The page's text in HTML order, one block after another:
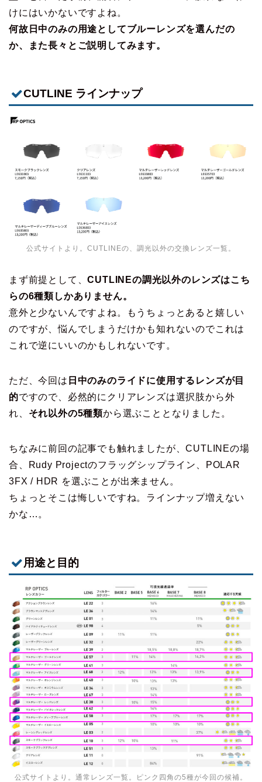
けにはいかないですよね。
何故日中のみの用途としてブルーレンズを選んだの
か、また長々とご説明してみます。
CUTLINE ラインナップ
公式サイトより。CUTLINEの、調光以外の交換レンズ一覧。
まず前提として、CUTLINEの調光以外のレンズはこち
らの6種類しかありません。
意外と少ないんですよね。もうちょっとあると嬉しい
のですが、悩んでしまうだけかも知れないのでこれは
これで逆にいいのかもしれないです。
ただ、今回は 日中のみのライドに使用するレンズが目
的ですので、必然的にクリアレンズは選択肢から外
れ、 それ以外の5種類から選ぶこととなりました。
ちなみに前回の記事でも触れましたが、CUTLINEの場
合、Rudy Projectのフラッグシップライン、POLAR
3FX / HDR を選ぶことが出来ません。
ちょっとそこは悔しいですね。ラインナップ増えない
かな…。
用途と目的
公式サイトより。通常レンズ一覧。ピンク四角の5種が今回の候補。